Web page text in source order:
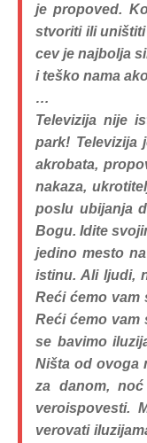
je propoved.
stvoriti ili uništiti
cev je najbolja
i teško nama
…
Televizija nije
park! Televizija
akrobata,
nakaza,
poslu ubijanja
Bogu. Idite
jedino mesto
istinu. Ali ljudi,
Reći ćemo vam
Reći ćemo
se bavimo
Ništa od ovoga
za danom,
veroispovesti.
verovati